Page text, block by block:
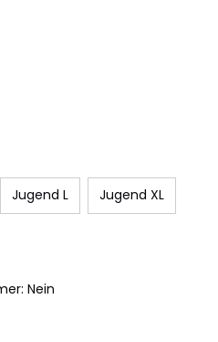
Jugend L Jugend XL
Nein